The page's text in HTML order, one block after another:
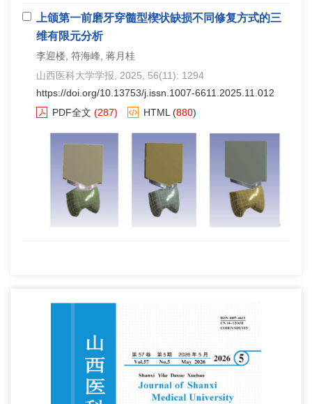
上颌第一前磨牙穿髓型楔状缺损不同修复方式的三
维有限元分析
李迎楼, 符海峰, 蒋月桂
山西医科大学学报 , 2025, 56(11): 1294
https://doi.org/10.13753/j.issn.1007-6611.2025.11.012
PDF全文 (287) HTML (880)